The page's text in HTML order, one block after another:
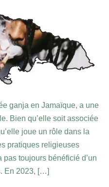
ganja en Jamaïque, a une
Bien qu’elle soit associée
joue un rôle dans la
pratiques religieuses
pas toujours bénéficié d’un
En 2023, […]